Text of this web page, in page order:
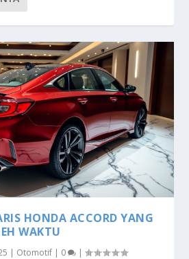
HONDA ACCORD YANG
WAKTU
| Otomotif | 0 |